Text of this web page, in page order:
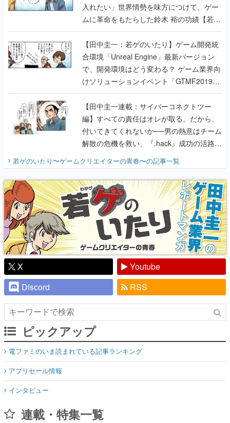
入れたい」世界情勢を味方につけて、ゲー
ムに革命をもたらした鈴木 裕の功績【若ゲ
のいたり】
【田中圭一：若ゲのいたり】ゲーム開発統
合環境「Unreal Engine」最新バージョン
で、開発環境はどう変わる？ ゲーム業界向
けソリューションイベント「GTMF2019」
に行って、より理解を深めよう【PR】
【田中圭一連載：サイバーコネクトツー
編】すべての責任はオレが取る。だから、
付いてきてくれないか──男の熱意はチーム
解散の危機を救い、『.hack』成功の活路を
『少年ジャンプ』色だった【若ゲのいた
り】
若ゲのいたり〜ゲームクリエイターの青春〜の記事一覧
X
Youtube
Discord
RSS
ピックアップ
電ファミのいま読まれている記事ランキング
アプリセール情報
インタビュー
連載・特集一覧